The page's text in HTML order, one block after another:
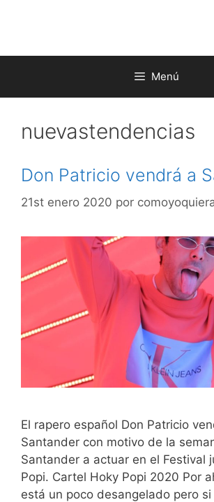
Menú
nuevastendencias
Don Patricio vendrá a
21st enero 2020 por
El rapero español Don Patricio
Santander con motivo de la
Santander a actuar en el Festival
Popi. Cartel Hoky Popi 2020 Por
está un poco desangelado pero